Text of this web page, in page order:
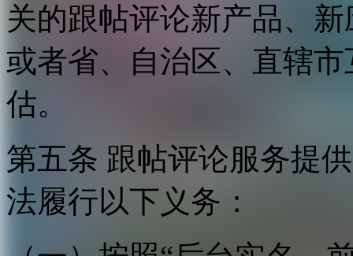
关的跟帖评论新产品、
或者省、自治区、直辖
估。
第五条 跟帖评论服务提
法履行以下义务：